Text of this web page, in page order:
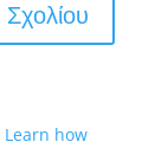
Learn how